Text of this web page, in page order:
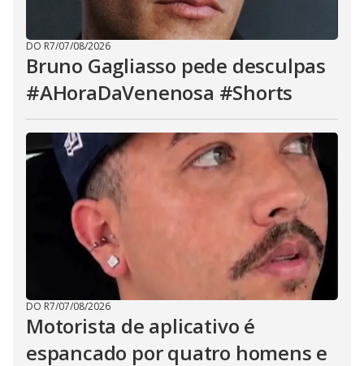
DO R7/07/08/2026
Bruno Gagliasso pede desculpas
#AHoraDaVenenosa #Shorts
DO R7/07/08/2026
Motorista de aplicativo é
espancado por quatro homens e